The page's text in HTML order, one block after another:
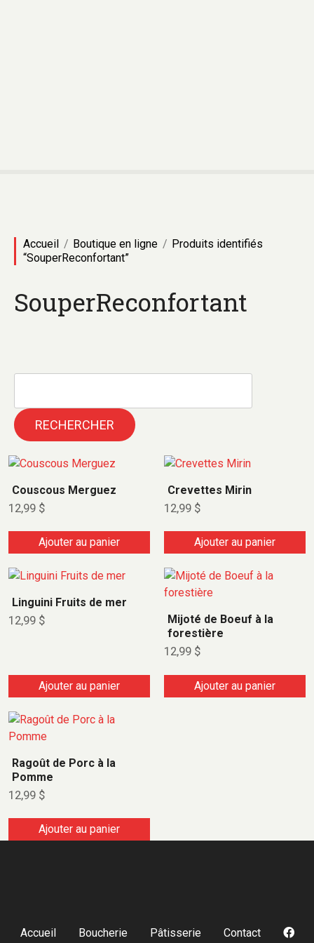
Accueil Boutique en ligne
Produits identifiés
“SouperReconfortant”
SouperReconfortant
RECHERCHER
Couscous Merguez
12,99 $
Ajouter au panier
Crevettes Mirin
12,99 $
Ajouter au panier
Linguini Fruits de mer
12,99 $
Ajouter au panier
Mijoté de Boeuf à la
forestière
12,99 $
Ajouter au panier
Ragoût de Porc à la
Pomme
12,99 $
Ajouter au panier
Accueil Boucherie Pâtisserie Contact